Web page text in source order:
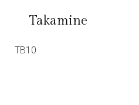
Takamine
TB10